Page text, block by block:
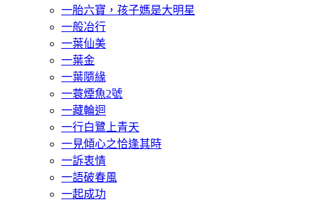
一胎六寶，孩子媽是大明星
一般冶行
一葉仙美
一葉金
一葉隨緣
一蓑煙魚2號
一藏輪迴
一行白鷺上青天
一見傾心之恰逢其時
一訴衷情
一語破春風
一起成功